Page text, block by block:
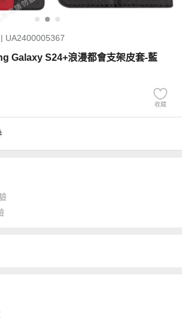
UA2400005367
Galaxy S24+浪漫都會支架皮套-藍
收藏